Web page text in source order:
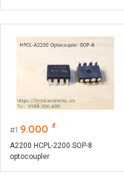
1 9.000 ₫
A2200 HCPL-2200 SOP-8
optocoupler